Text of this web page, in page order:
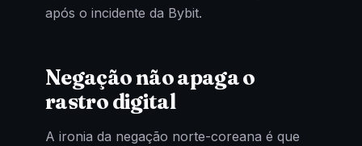
após o incidente da Bybit.
Negação não apaga o
rastro digital
A ironia da negação norte-coreana é que